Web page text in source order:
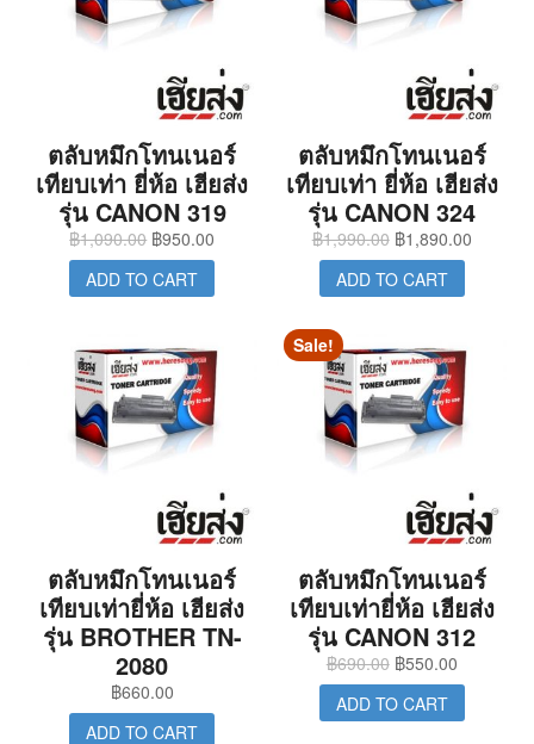
ตลับหมึกโทนเนอร์
เทียบเท่า ยี่ห้อ เฮียส่ง
รุ่น CANON 319
฿1,090.00 ฿950.00
ADD TO CART
ตลับหมึกโทนเนอร์
เทียบเท่า ยี่ห้อ เฮียส่ง
รุ่น CANON 324
฿1,990.00 ฿1,890.00
ADD TO CART
ตลับหมึกโทนเนอร์
เทียบเท่ายี่ห้อ เฮียส่ง
รุ่น BROTHER TN-
2080
฿660.00
ADD TO CART
Sale!
ตลับหมึกโทนเนอร์
เทียบเท่ายี่ห้อ เฮียส่ง
รุ่น CANON 312
฿690.00 ฿550.00
ADD TO CART